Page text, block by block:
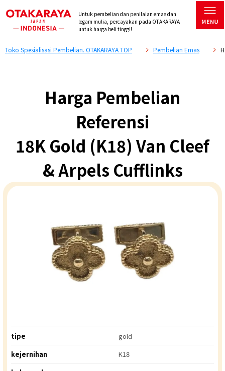
Untuk pembelian dan penilaian emas dan
logam mulia, percayakan pada OTAKARAYA
untuk harga beli tinggi!
Toko Spesialisasi Pembelian. OTAKARAYA TOP Pembelian Emas
Harga Pembelian
Referensi
18K Gold (K18) Van Cleef
& Arpels Cufflinks
tipe
gold
kejernihan
K18